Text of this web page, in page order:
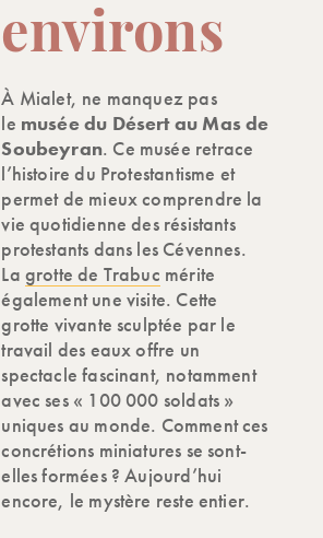
environs
À Mialet, ne manquez pas
le musée du Désert au Mas de
Soubeyran. Ce musée retrace
l’histoire du Protestantisme et
permet de mieux comprendre la
vie quotidienne des résistants
protestants dans les Cévennes.
La grotte de Trabuc mérite
également une visite. Cette
grotte vivante sculptée par le
travail des eaux offre un
spectacle fascinant, notamment
avec ses « 100 000 soldats »
uniques au monde. Comment ces
concrétions miniatures se sont-
elles formées ? Aujourd’hui
encore, le mystère reste entier.